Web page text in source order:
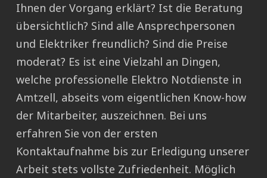
Ihnen der Vorgang erklärt? Ist die Beratung
übersichtlich? Sind alle Ansprechpersonen
und Elektriker freundlich? Sind die Preise
moderat? Es ist eine Vielzahl an Dingen,
welche professionelle Elektro Notdienste in
Amtzell, abseits vom eigentlichen Know-how
der Mitarbeiter, auszeichnen. Bei uns
erfahren Sie von der ersten
Kontaktaufnahme bis zur Erledigung unserer
Arbeit stets vollste Zufriedenheit. Möglich